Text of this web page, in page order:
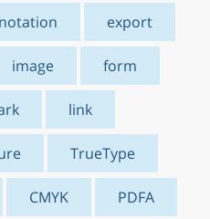
export
image form
link
TrueType
CMYK PDFA